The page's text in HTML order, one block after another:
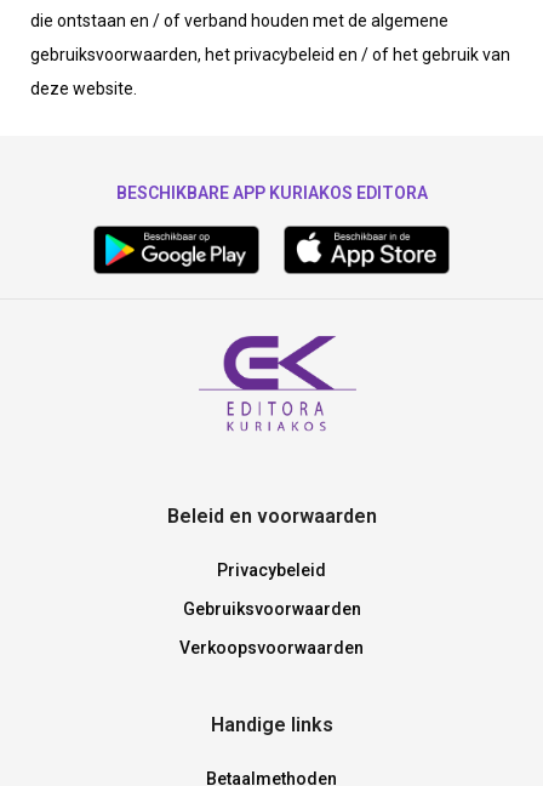
die ontstaan en / of verband houden met de algemene
gebruiksvoorwaarden, het privacybeleid en / of het gebruik van
deze website.
BESCHIKBARE APP KURIAKOS EDITORA
Beleid en voorwaarden
Privacybeleid
Gebruiksvoorwaarden
Verkoopsvoorwaarden
Handige links
Betaalmethoden